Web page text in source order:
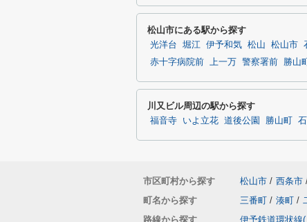
松山市にある駅から探す
光洋台 堀江 伊予和気 松山 松山市
赤十字病院前 上一万 警察署前 勝山町
川又ビル周辺の駅から探す
福音寺 いよ立花 道後公園 勝山町
市区町村から探す 松山市 / 西条市
町名から探す
三番町 / 湊町 /
路線から探す
伊予鉄道環状線